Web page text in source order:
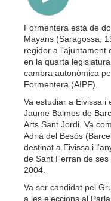
Formentera està de
Mayans (Saragossa,
regidor a l'ajuntament
en la quarta
cambra autonòmica
Formentera (AIPF).
Va estudiar a Eivissa i
Jaume Balmes de
Arts Sant Jordi. Va
Adrià del Besòs
destinat a Eivissa i
de Sant Ferran de
2004.
Va ser candidat pel
a les eleccions al